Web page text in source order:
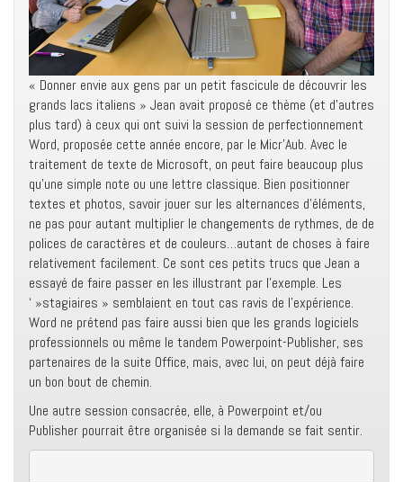
« Donner envie aux gens par un petit fascicule de découvrir les
grands lacs italiens » Jean avait proposé ce thème (et d’autres
plus tard) à ceux qui ont suivi la session de perfectionnement
Word, proposée cette année encore, par le Micr’Aub. Avec le
traitement de texte de Microsoft, on peut faire beaucoup plus
qu’une simple note ou une lettre classique. Bien positionner
textes et photos, savoir jouer sur les alternances d’éléments,
ne pas pour autant multiplier le changements de rythmes, de de
polices de caractères et de couleurs…autant de choses à faire
relativement facilement. Ce sont ces petits trucs que Jean a
essayé de faire passer en les illustrant par l’exemple. Les
‘ »stagiaires » semblaient en tout cas ravis de l’expérience.
Word ne prétend pas faire aussi bien que les grands logiciels
professionnels ou même le tandem Powerpoint-Publisher, ses
partenaires de la suite Office, mais, avec lui, on peut déjà faire
un bon bout de chemin.
Une autre session consacrée, elle, à Powerpoint et/ou
Publisher pourrait être organisée si la demande se fait sentir.